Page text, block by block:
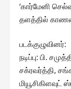
‘கார்மேனி
தளத்தில்
படக்குழுவினர்:
நடிப்பு: பி.
சக்ரவர்த்தி,